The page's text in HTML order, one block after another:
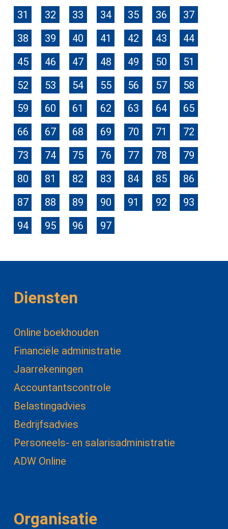
31
32 33 34 35 36
37
38
39 40 41 42 43
44
45
46 47 48 49 50
51
52
53 54 55 56 57
58
59
60 61 62 63 64
65
66
67 68 69 70 71
72
73
74 75 76 77 78
79
80
81 82 83 84 85
86
87
88 89 90 91 92
93
94
95 96 97
Diensten
Online boekhouden
Financiële administratie
Jaarrekeningen
Accountantscontrole
Belastingadvies
Bedrijfsadvies
Personeels- en salarisadministratie
ADW Online
Organisatie